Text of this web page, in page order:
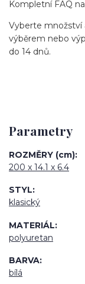
Kompletní FAQ
Vyberte množství
výběrem nebo
do 14 dnů.
Parametry
ROZMĚRY (cm)
200 x 14.1 x 6.4
STYL
klasický
MATERIÁL
polyuretan
BARVA
bílá